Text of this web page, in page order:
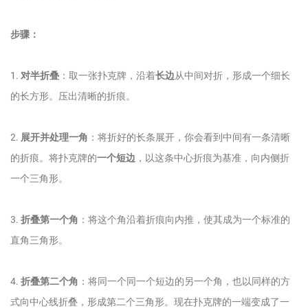
步骤：
1. 对半折叠 ：取一张扑克牌，沿着长边从中间对折，形成一个细长
的长方形。压出清晰的折痕。
2. 展开并处理一角 ：将折好的长条展开，你会看到中间有一条清晰
的折痕。将扑克牌的一个短边 ，以这条中心折痕为基准，向内侧折
一个三角形。
3. 折叠第一个角 ：将这个角沿着折痕向内推，使其成为一个标准的
直角三角形。
4. 折叠第二个角 ：将同一个同一个短边的另一个角，也以同样的方
式向中心线折叠，形成第二个三角形。现在扑克牌的一端变成了一